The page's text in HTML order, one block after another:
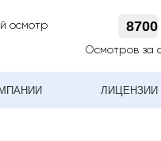
осмотр
Осмотров за
8700
ЛИЦЕНЗИИ